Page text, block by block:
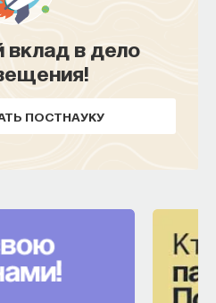
вклад в дело
ПОСТНАУКУ